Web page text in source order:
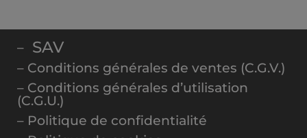
– SAV
– Conditions générales de ventes (C.G.V.)
– Conditions générales d’utilisation
(C.G.U.)
– Politique de confidentialité